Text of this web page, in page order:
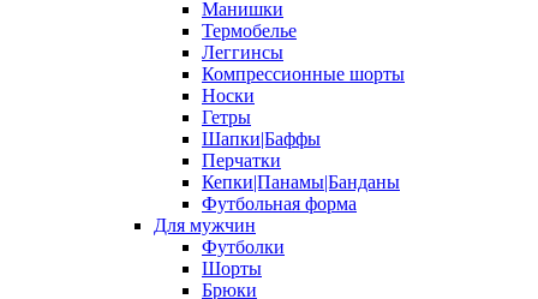
Манишки
Термобелье
Леггинсы
Компрессионные шорты
Носки
Гетры
Шапки|Баффы
Перчатки
Кепки|Панамы|Банданы
Футбольная форма
Для мужчин
Футболки
Шорты
Брюки